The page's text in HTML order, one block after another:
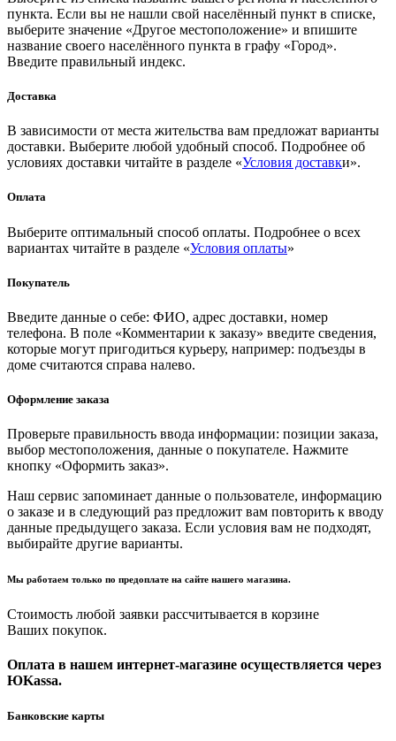
пункта. Если вы не нашли свой населённый пункт в списке,
выберите значение «Другое местоположение» и впишите
название своего населённого пункта в графу «Город».
Введите правильный индекс.
Доставка
В зависимости от места жительства вам предложат варианты
доставки. Выберите любой удобный способ. Подробнее об
условиях доставки читайте в разделе «Условия доставки».
Оплата
Выберите оптимальный способ оплаты. Подробнее о всех
вариантах читайте в разделе «Условия оплаты»
Покупатель
Введите данные о себе: ФИО, адрес доставки, номер
телефона. В поле «Комментарии к заказу» введите сведения,
которые могут пригодиться курьеру, например: подъезды в
доме считаются справа налево.
Оформление заказа
Проверьте правильность ввода информации: позиции заказа,
выбор местоположения, данные о покупателе. Нажмите
кнопку «Оформить заказ».
Наш сервис запоминает данные о пользователе, информацию
о заказе и в следующий раз предложит вам повторить к вводу
данные предыдущего заказа. Если условия вам не подходят,
выбирайте другие варианты.
Мы работаем только по предоплате на сайте нашего магазина.
Стоимость любой заявки рассчитывается в корзине
Ваших покупок.
Оплата в нашем интернет-магазине осуществляется через
ЮKassa.
Банковские карты